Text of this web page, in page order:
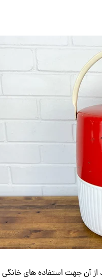
آن جهت استفاده های خانگی